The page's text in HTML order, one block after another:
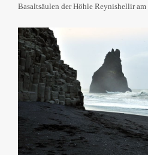
Basaltsäulen der Höhle Reynishellir